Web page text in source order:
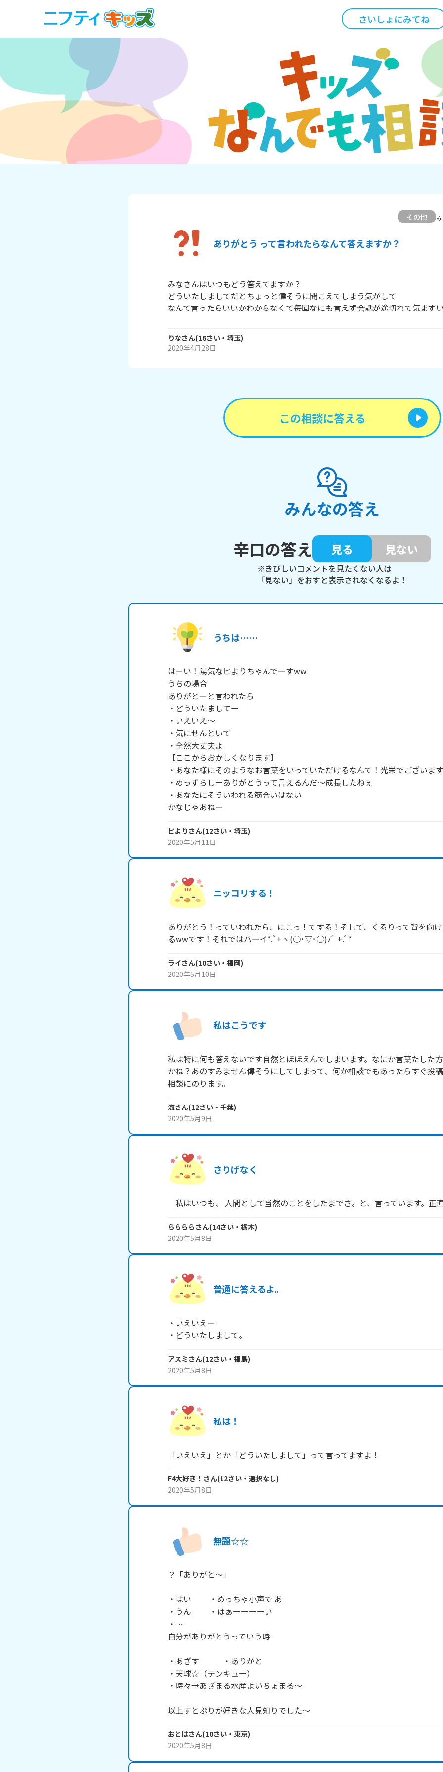
さいしょにみてね
その他
ありがとう って言われたらなんて答えますか？
みなさんはいつもどう答えてますか？
どういたしましてだとちょっと偉そうに聞こえてしまう気がして
なんて言ったらいいかわからなくて毎回なにも言えず会話が途切れて気まず
りなさん(16さい・ 埼玉)
2020年4月28日
この相談に答える
みんなの答え
辛口の答え
見る 見ない
※きびしいコメントを見たくない人は
「見ない」をおすと表示されなくなるよ！
うちは……
はーい！陽気なピよりちゃんでーすww
うちの場合
ありがとーと言われたら
・どういたましてー
・いえいえ～
・気にせんといて
・全然大丈夫よ
【ここからおかしくなります】
・あなた様にそのようなお言葉をいっていただけるなんて！光栄でございま
・めっずらしーありがとうって言えるんだ～成長したねぇ
・あなたにそういわれる筋合いはない
かなじゃあねー
ピよりさん(12さい・ 埼玉)
2020年5月11日
ニッコリする！
ありがとう！っていわれたら、にこっ！てする！そして、くるりって背を向
るwwです！それではバーイ*.ﾟ+ヽ(○･▽･○)ﾉﾞ +.ﾟ*
ライさん(10さい・ 福岡)
2020年5月10日
私はこうです
私は特に何も答えないです自然とほほえんでしまいます。なにか言葉たした
かね？あのすみません偉そうにしてしまって、何か相談でもあったらすぐ投
相談にのります。
海さん(12さい・ 千葉)
2020年5月9日
さりげなく
ららららさん(14さい・ 栃木)
2020年5月8日
普通に答えるよ。
・いえいえー
・どういたしまして。
アスミさん(12さい・ 福島)
2020年5月8日
私は！
「いえいえ」とか「どういたしまして」って言ってますよ！
F4大好き！ さん(12さい・ 選択なし)
2020年5月8日
無題☆☆
？「ありがと～」
・はい         ・めっちゃ小声で あ
・うん         ・はぁーーーーい
・…
自分がありがとうっていう時
・あざす            ・ありがと
・天球☆（テンキュー）
・時々→あざまる水産よいちょまる～
以上すとぷりが好きな人見知りでした～
おとはさん(10さい・ 東京)
2020年5月8日